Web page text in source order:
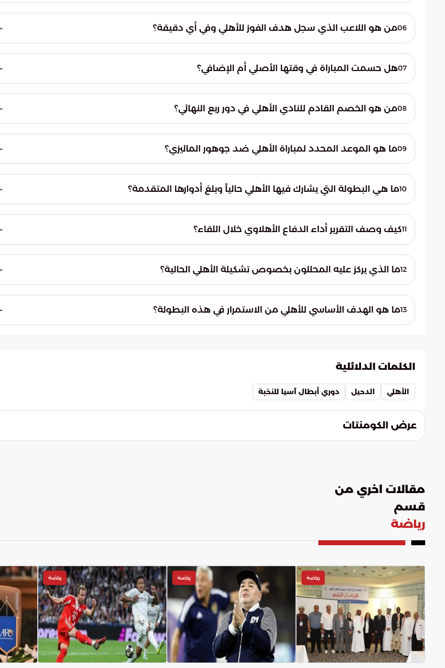
العربية السعودية، وقائع هذه المواجهة القوية.06من هو اللاعب الذي سجل هدف الفوز للأهلي وفي أي دقيقة؟
الإضافي الثاني للمباراة.07هل حسمت المباراة في وقتها الأصلي أم الإضافي؟
الأشواط الإضافية التي شهدت تسجيل هدف التأهل الأهلاوي.08من هو الخصم القادم للنادي الأهلي في دور ربع النهائي؟
لقرعة ومسار البطولة الآسيوية.09ما هو الموعد المحدد لمباراة الأهلي ضد جوهور الماليزي؟
دور الثمانية المرتقبة.10ما هي البطولة التي يشارك فيها الأهلي حالياً وبلغ أدوارها المتقدمة؟
في القارة الآسيوية. 11كيف وصف التقرير أداء الدفاع الأهلاوي خلال اللقاء؟
المباراة الصعبة حتى الوصول للحسم.12ما الذي يركز عليه المحللون بخصوص تشكيلة الأهلي الحالية؟
الهجومية في حسم المباريات الكبرى التي لا تقبل القسمة على اثنين.13ما هو الهدف الأساسي للأهلي من الاستمرار في هذه البطولة؟
الكلمات الدلائلية
الأهلي الدحيل دوري أبطال آسيا للنخبة
عرض الكومنتات
مقالات اخري من
قسم
رياضة
رياضة رياضة رياضة